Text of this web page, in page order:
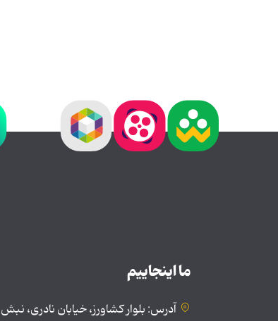
ما اینجاییم
آدرس: بلوار کشاورز، خیابان نادری، نبش